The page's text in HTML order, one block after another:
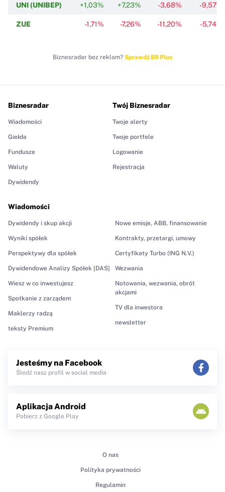
UNI (UNIBEP) +1,03% +7,23% -3,68% -9,57%
ZUE -1,71% -7,26% -11,20% -5,74%
Biznesradar bez reklam? Sprawdź BR Plus
Biznesradar
Wiadomości
Giełda
Fundusze
Waluty
Dywidendy
Wiadomości
Dywidendy i skup akcji
Wyniki spółek
Perspektywy dla spółek
Dywidendowe Analizy Spółek [DAS]
Wiesz w co inwestujesz
Spotkanie z zarządem
Maklerzy radzą
teksty Premium
Nowe emisje, ABB, finansowanie
Kontrakty, przetargi, umowy
Certyfikaty Turbo (ING N.V.)
Wezwania
Notowania, wezwania, obrót
akcjami
TV dla inwestora
newsletter
Twój Biznesradar
Twoje alerty
Twoje portfele
Logowanie
Rejestracja
Jesteśmy na Facebook
Śledź nasz profil w social media
Aplikacja Android
Pobierz z Google Play
O nas
Polityka prywatności
Regulamin